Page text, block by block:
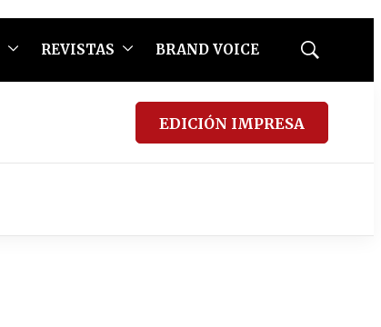
REVISTAS BRAND VOICE
Mostrar
EDICIÓN IMPRESA